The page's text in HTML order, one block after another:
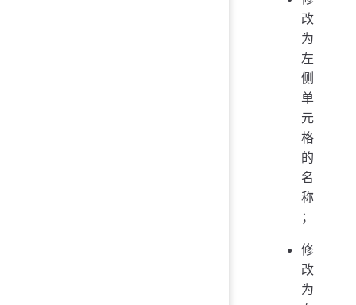
改
为
左
侧
单
元
格
的
名
称
；
修
改
为